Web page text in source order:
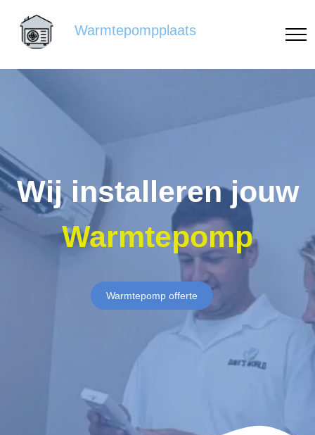
Warmtepompplaats
Wij installeren jouw
Warmtepomp
Warmtepomp offerte